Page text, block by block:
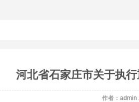
河北省石家庄市关于执
作者：admin